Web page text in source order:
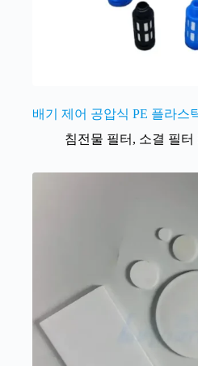
배기 제어 공압식 PE 플라스
침전물 필터 , 소결 필터